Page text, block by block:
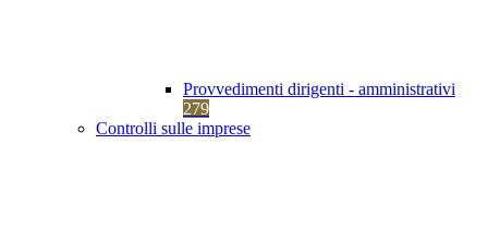
Provvedimenti dirigenti - amministrativi
279
Controlli sulle imprese